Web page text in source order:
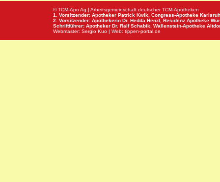
© TCM-Apo Ag | Arbeitsgemeinschaft deutscher TCM-Apotheken
1. Vorsitzender: Apotheker Patrick Kwik, Congress-Apotheke
2. Vorsitzender: Apothekerin Dr. Hedda Henzl, Residenz Apotheke
Schriftführer: Apotheker Dr. Ralf Schabik, Wallenstein-Apotheke
Webmaster: Sergio Kuo | Web: tippen-portal.de